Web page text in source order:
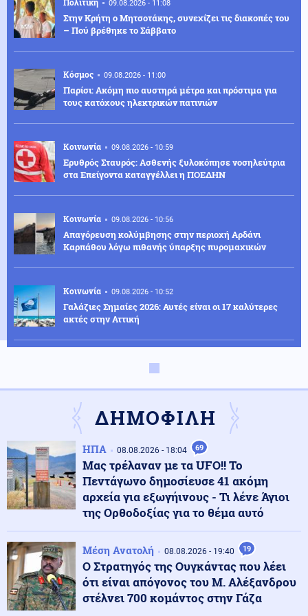
09.08.2026 - 11:08
Στην Κρήτη ο Μητσοτάκης, συνεχίζει τις διακοπές του
– Πού βρέθηκε το Σάββατο
Κόσμος 09.08.2026 - 11:00
Παρίσι: Ακόμη πιο αυστηρά μέτρα και πρόστιμα για
τους κατόχους ηλεκτρικών πατινιών
Κοινωνία 09.08.2026 - 10:59
Ερυθρός Σταυρός: Ασθενής ξυλοκόπησε νοσηλεύτρια
στα Επείγοντα καταγγέλλει η ΠΟΕΔΗΝ
Κοινωνία 09.08.2026 - 10:56
Απαγόρευση κολύμβησης στην περιοχή Αρδάνι
Καρπάθου λόγω πιθανής ύπαρξης πυρομαχικών
Κοινωνία 09.08.2026 - 10:52
Γαλάζιες Σημαίες 2026: Αυτές είναι οι 17 καλύτερες
ακτές στην Αττική
09.08.2026 - 10:48
στο FIR Αθηνών
Κοινωνία
Πινακίδες κυκλοφορίας με λίγα «κλικ»: Τι αλλάζει σε
παραγγελία, πληρωμή και έκδοση
Καιρός 09.08.2026 - 10:38
Καθηγητής Καρτάλης: Η Ευρώπη θερμαίνεται
ταχύτερα από άλλες ηπείρους
Κόσμος 09.08.2026 - 10:30
Συναγερμός στην Ινδονησία: Πυρκαγιά στο όρος
Μπρόμο
ΔΗΜΟΦΙΛΗ
ΗΠΑ 08.08.2026 - 18:04 69
Μας τρέλαναν με τα UFO!! Το
Πεντάγωνο δημοσίευσε 41 ακόμη
αρχεία για εξωγήινους - Τι λένε Άγιοι
της Ορθοδοξίας για το θέμα αυτό
Μέση Ανατολή 08.08.2026 - 19:40 19
Ο Στρατηγός της Ουγκάντας που λέει
ότι είναι απόγονος του Μ. Αλέξανδρου
στέλνει 700 κομάντος στην Γάζα